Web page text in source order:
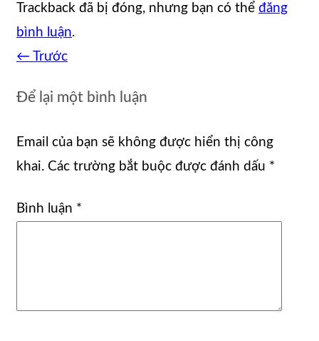
Trackback đã bị đóng, nhưng bạn có thể đăng
bình luận.
← Trước
Để lại một bình luận
Email của bạn sẽ không được hiển thị công
khai. Các trường bắt buộc được đánh dấu *
Bình luận *